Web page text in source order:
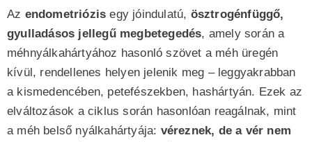
Az endometriózis egy jóindulatú, ösztrogénfüggő,
gyulladásos jellegű megbetegedés, amely során a
méhnyálkahártyához hasonló szövet a méh üregén
kívül, rendellenes helyen jelenik meg – leggyakrabban
a kismedencében, petefészekben, hashártyán. Ezek az
elváltozások a ciklus során hasonlóan reagálnak, mint
a méh belső nyálkahártyája: véreznek, de a vér nem